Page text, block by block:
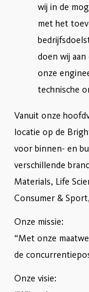
wij in de
met het
doen wij
onze
technische
Vanuit onze
locatie op de
voor binnen- en
verschillende
Materials, Life
Consumer &
Onze missie:
“Met onze
de
Onze visie: